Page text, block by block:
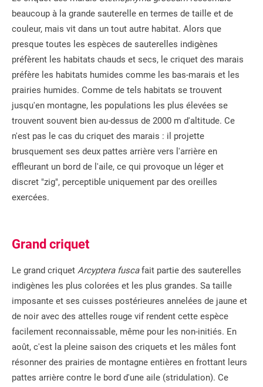
beaucoup à la grande sauterelle en termes de taille et de
couleur, mais vit dans un tout autre habitat. Alors que
presque toutes les espèces de sauterelles indigènes
préfèrent les habitats chauds et secs, le criquet des marais
préfère les habitats humides comme les bas-marais et les
prairies humides. Comme de tels habitats se trouvent
jusqu'en montagne, les populations les plus élevées se
trouvent souvent bien au-dessus de 2000 m d'altitude. Ce
n'est pas le cas du criquet des marais : il projette
brusquement ses deux pattes arrière vers l'arrière en
effleurant un bord de l'aile, ce qui provoque un léger et
discret "zig", perceptible uniquement par des oreilles
exercées.
Grand criquet
Le grand criquet Arcyptera fuscafait partie des sauterelles
indigènes les plus colorées et les plus grandes. Sa taille
imposante et ses cuisses postérieures annelées de jaune et
de noir avec des attelles rouge vif rendent cette espèce
facilement reconnaissable, même pour les non-initiés. En
août, c'est la pleine saison des criquets et les mâles font
résonner des prairies de montagne entières en frottant leurs
pattes arrière contre le bord d'une aile (stridulation). Ce